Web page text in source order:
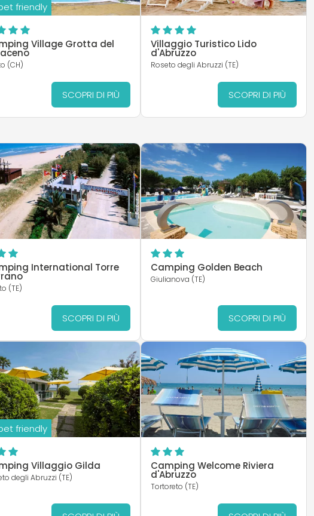
friendly
Village Grotta del
(CH)
SCOPRI DI PIÙ
Villaggio Turistico Lido
d'Abruzzo
Roseto degli Abruzzi (TE)
SCOPRI DI PIÙ
International Torre
(TE)
SCOPRI DI PIÙ
Camping Golden Beach
Giulianova (TE)
SCOPRI DI PIÙ
friendly
Villaggio Gilda
degli Abruzzi (TE)
Camping Welcome Riviera
d'Abruzzo
Tortoreto (TE)